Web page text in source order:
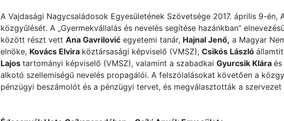
A Vajdasági Nagycsaládosok Egyesületének Szövetsége 2017. április 9-én,
közgyűlését. A „Gyermekvállalás és nevelés segítése hazánkban”
között részt vett Ana Gavrilović egyetemi tanár, Hajnal Jenő, a Magyar
elnöke, Kovács Elvira köztársasági képviselő (VMSZ), Csikós László
Lajos tartományi képviselő (VMSZ), valamint a szabadkai Gyurcsik Klára
alkotó szellemiségű nevelés propagálói. A felszólalásokat követően a
pénzügyi beszámolót és a pénzügyi tervet, és megválasztották a